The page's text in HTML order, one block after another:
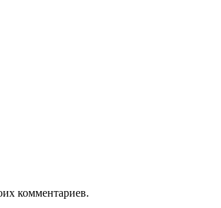
комментариев.